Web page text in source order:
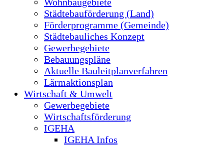
Städtebauförderung (Land)
Förderprogramme (Gemeinde)
Städtebauliches Konzept
Gewerbegebiete
Bebauungspläne
Aktuelle Bauleitplanverfahren
Lärmaktionsplan
Wirtschaft & Umwelt
Gewerbegebiete
Wirtschaftsförderung
IGEHA
IGEHA Infos